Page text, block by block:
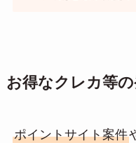
お得なクレカ等
ポイントサイト案件